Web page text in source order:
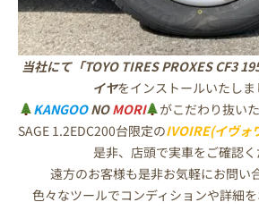
当社にて「TOYO TIRES PROXES CF3
イヤをインストールいたしま
KANGOONOMORI
がこだわり抜い
SAGE 1.2EDC200台限定のIVOIRE(イヴォ
是非、店頭で実車をご確認
遠方のお客様も是非お気軽にお問い
色々なツールでコンディションや詳細を